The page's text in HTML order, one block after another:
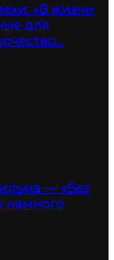
«В жизни
для
— «Без
намного